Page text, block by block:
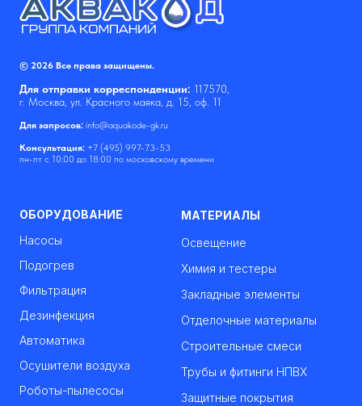
© 2026 Все права защищены.
Для отправки корреспонденции: 117570,
г. Москва, ул. Красного маяка, д. 15, оф. 11
Для запросов: info@aquakode-gk.ru
Консультация: +7 (495) 997-73-53
пн-пт с 10:00 до 18:00 по московскому времени
ОБОРУДОВАНИЕ
Насосы
Подогрев
Фильтрация
Дезинфекция
Автоматика
Осушители воздуха
Роботы-пылесосы
МАТЕРИАЛЫ
Освещение
Химия и тестеры
Закладные элементы
Отделочные материалы
Строительные смеси
Трубы и фитинги НПВХ
Защитные покрытия